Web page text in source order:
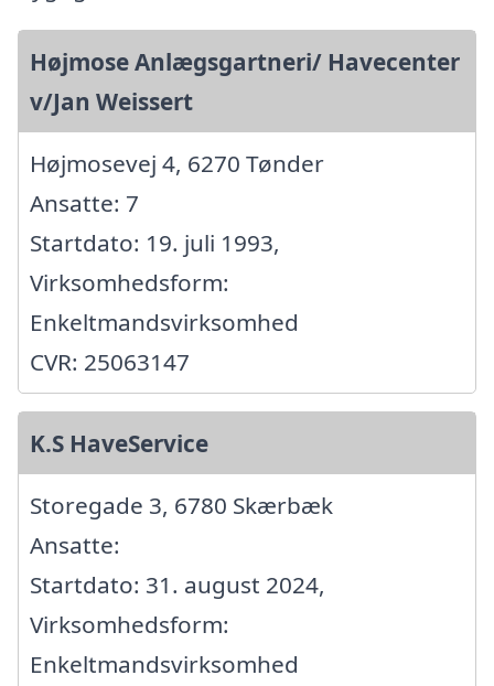
Højmose Anlægsgartneri/ Havecenter
v/Jan Weissert
Højmosevej 4, 6270 Tønder
Ansatte: 7
Startdato: 19. juli 1993,
Virksomhedsform:
Enkeltmandsvirksomhed
CVR: 25063147
K.S HaveService
Storegade 3, 6780 Skærbæk
Ansatte:
Startdato: 31. august 2024,
Virksomhedsform:
Enkeltmandsvirksomhed